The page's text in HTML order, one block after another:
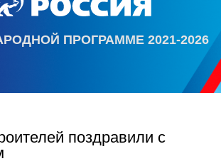
ПРОГРАММЕ 2021-2026
поздравили с